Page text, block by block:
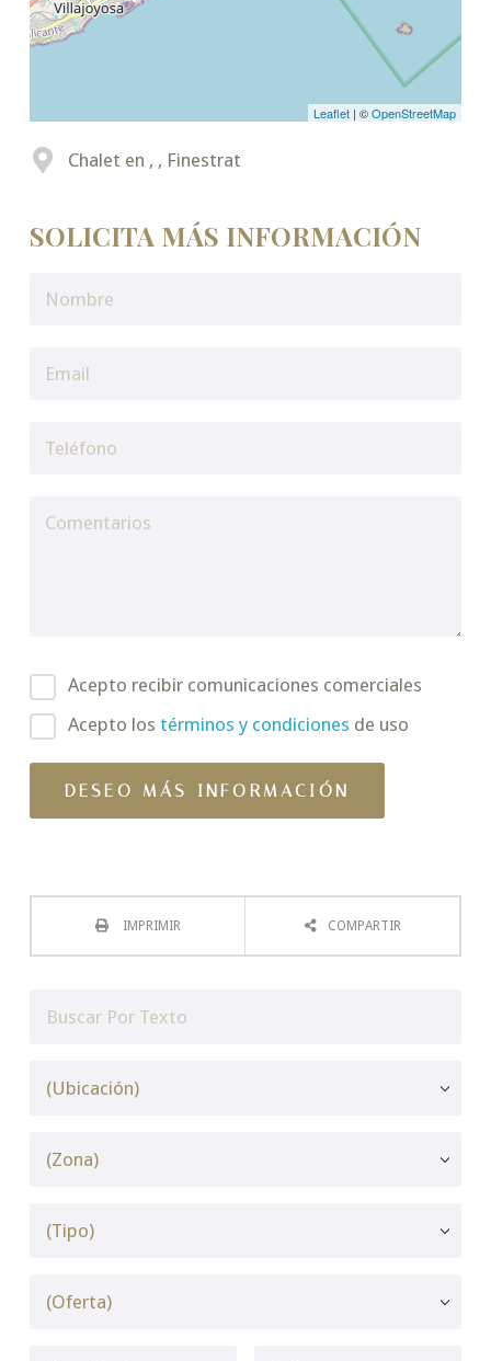
Leaflet | ©OpenStreetMap
Chalet en , , Finestrat
SOLICITA MÁS INFORMACIÓN
Acepto recibir comunicaciones comerciales
Acepto los términos y condiciones de uso
IMPRIMIR COMPARTIR